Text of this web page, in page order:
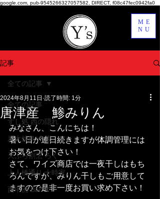
google.com, pub-9545266327057582, DIRECT, f08c47fec0942fa0
ME
NU
記事
全ての記事
すし処 西の隠れ
炭火焼鳥 十炭
天ぷら割烹 ろく
上人橋通り 十時家
西中洲 Bar S
全ての記事
唐津産 鯵みりん
2024年8月11日 読了時間: 1分
みなさん、こんにちは！
暑い日が連日続きますが体調管理には
お気をつけ下さい！
さて、ワイズ商店では一夜干しはもち
ろんですが、みりん干しもご用意して
ますので是非一度お買い求め下さい！